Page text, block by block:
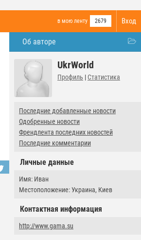
Вход
в мою ленту 2679
Об авторе
UkrWorld
Профиль | Статистика
Последние добавленные новости
Одобренные новости
Френдлента последних новостей
Последние комментарии
Личные данные
Имя: Иван
Местоположение: Украина, Киев
Контактная информация
http://www.gama.su